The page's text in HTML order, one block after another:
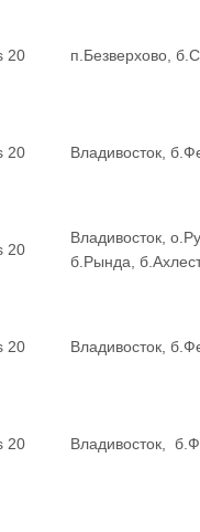
20 п.Безверхово,
20 Владивосток,
20
Владивосток,
б.Рында,
20 Владивосток,
20 Владивосток,